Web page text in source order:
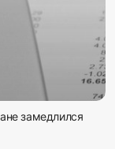
замедлился